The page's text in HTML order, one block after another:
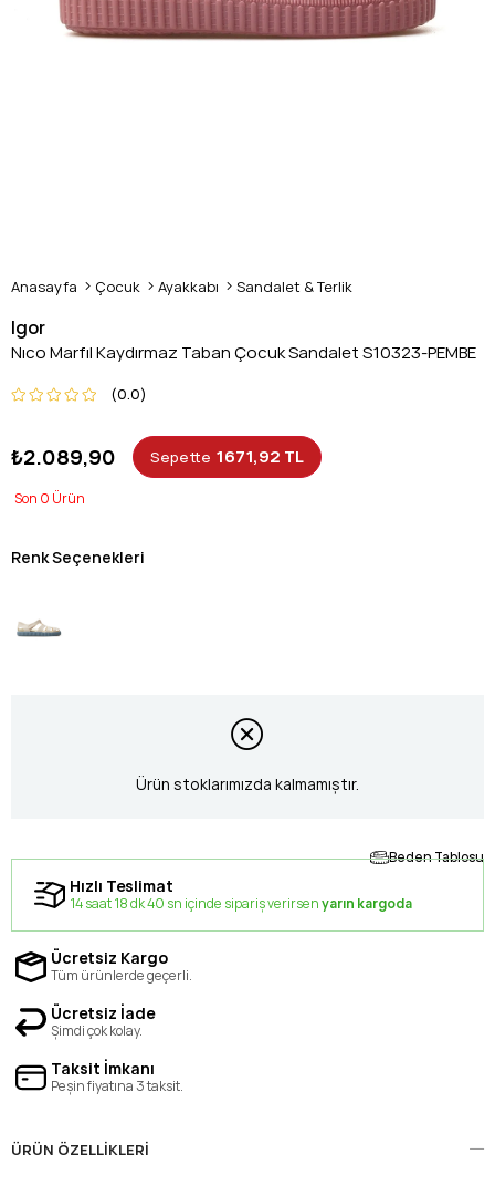
Anasayfa Çocuk Ayakkabı Sandalet & Terlik
Igor
Nıco Marfıl Kaydırmaz Taban Çocuk Sandalet S10323-PEMBE
0.0
₺2.089,90 Sepette 1671,92 TL
0
Renk Seçenekleri
Ürün stoklarımızda kalmamıştır.
Beden Tablosu
Hızlı Teslimat
14 saat 18 dk 40 sn içinde sipariş verirsenyarın kargoda
Ücretsiz Kargo
Tüm ürünlerde geçerli.
Ücretsiz İade
Şimdi çok kolay.
Taksit İmkanı
Peşin fiyatına 3 taksit.
ÜRÜN ÖZELLIKLERI